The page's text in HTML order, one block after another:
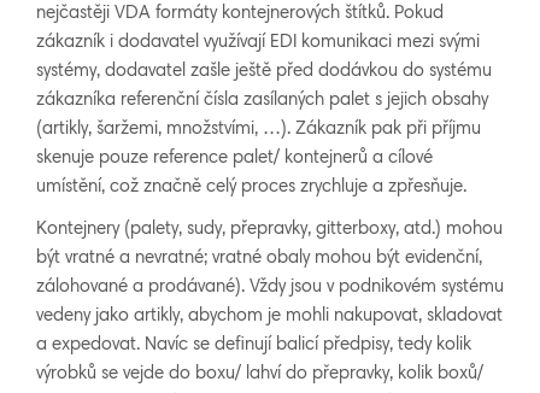
nejčastěji VDA formáty kontejnerových štítků. Pokud
zákazník i dodavatel využívají EDI komunikaci mezi svými
systémy, dodavatel zašle ještě před dodávkou do systému
zákazníka referenční čísla zasílaných palet s jejich obsahy
(artikly, šaržemi, množstvími, …). Zákazník pak při příjmu
skenuje pouze reference palet/ kontejnerů a cílové
umístění, což značně celý proces zrychluje a zpřesňuje.
Kontejnery (palety, sudy, přepravky, gitterboxy, atd.) mohou
být vratné a nevratné; vratné obaly mohou být evidenční,
zálohované a prodávané). Vždy jsou v podnikovém systému
vedeny jako artikly, abychom je mohli nakupovat, skladovat
a expedovat. Navíc se definují balicí předpisy, tedy kolik
výrobků se vejde do boxu/ lahví do přepravky, kolik boxů/